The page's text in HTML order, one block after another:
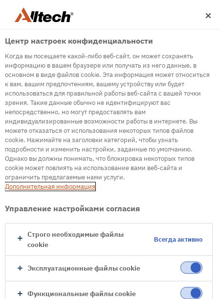
500
Internal Error Server
It seems we're experiencing some technical
difficulties. Try refreshing the page or go to the
homepage
Go to Homepage
Центр настроек конфиденциальности
Когда вы посещаете какой-либо веб-сайт, он может сохранять
информацию в вашем браузере или получать из него данные, в
основном в виде файлов cookie. Эта информация может относиться
к вам, вашим предпочтениям, вашему устройству или будет
использоваться для правильной работы веб-сайта с вашей точки
зрения. Такие данные обычно не идентифицируют вас
непосредственно, но могут предоставлять вам
индивидуализированные возможности работы в интернете. Вы
можете отказаться от использования некоторых типов файлов
cookie. Нажимайте на заголовки категорий, чтобы узнать
подробности и изменить настройки, заданные по умолчанию.
Однако вы должны понимать, что блокировка некоторых типов
cookie может повлиять на использование вами веб-сайта и
ограничить предлагаемые нами услуги.
Дополнительная информация
Управление настройками согласия
Строго необходимые файлы
cookie
Всегда активно
Эксплуатационные файлы cookie
Функциональные файлы cookie